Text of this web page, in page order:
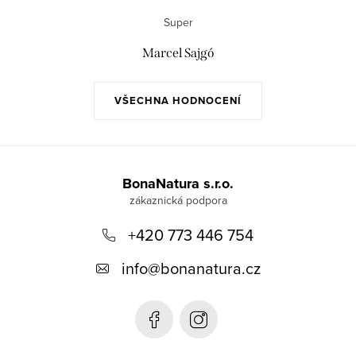
VŠECHNA HODNOCENÍ
Super
Marcel Sajgó
BonaNatura s.r.o.
+420 773 446 754
info@bonanatura.cz